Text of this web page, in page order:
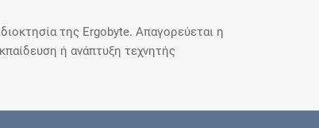
της Ergobyte. Απαγορεύεται η
ή ανάπτυξη τεχνητής